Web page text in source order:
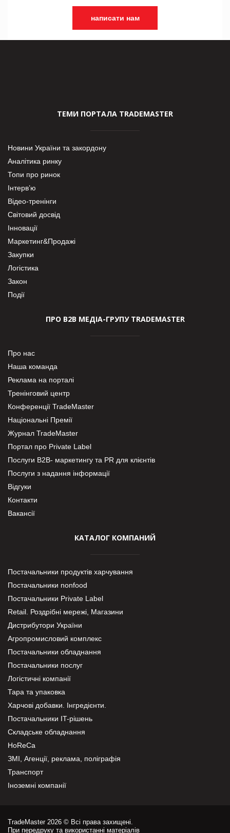
написати нам
ТЕМИ ПОРТАЛА TRADEMASTER
Новини України та закордону
Аналітика ринку
Топи про ринок
Інтерв’ю
Відео-тренінги
Світовий досвід
Інновації
Маркетинг&Продажі
Закупки
Логістика
Закон
Події
ПРО В2В МЕДІА-ГРУПУ TRADEMASTER
Про нас
Наша команда
Реклама на порталі
Тренінговий центр
Конференції TradeMaster
Національні Премії
Журнал TradeMaster
Портал про Private Label
Послуги В2В- маркетингу та PR для клієнтів
Послуги з надання інформації
Відгуки
Контакти
Вакансії
КАТАЛОГ КОМПАНИЙ
Постачальники продуктів харчування
Постачальники nonfood
Постачальники Private Label
Retail. Роздрібні мережі, Магазини
Дистрибутори України
Агропромисловий комплекс
Постачальники обладнання
Постачальники послуг
Логістичні компанії
Тара та упаковка
Харчові добавки. Інгредієнти.
Постачальники IT-рішень
Складське обладнання
HoReCa
ЗМІ, Агенції, реклама, поліграфія
Транспорт
Іноземні компанії
TradeMaster 2026 © Всі права захищені.
При передруку та використанні матеріалів